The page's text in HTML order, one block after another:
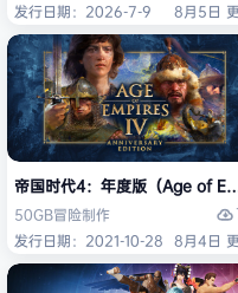
发行日期：2026-7-9
8月5日
帝国时代4：年度版（Age of
50GB冒险制作
发行日期：2021-10-28 8月4日